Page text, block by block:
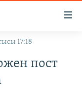
17:18
пост